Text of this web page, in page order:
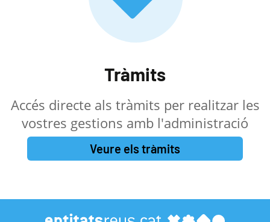
Tràmits
Accés directe als tràmits per realitzar les
vostres gestions amb l'administració
Veure els tràmits